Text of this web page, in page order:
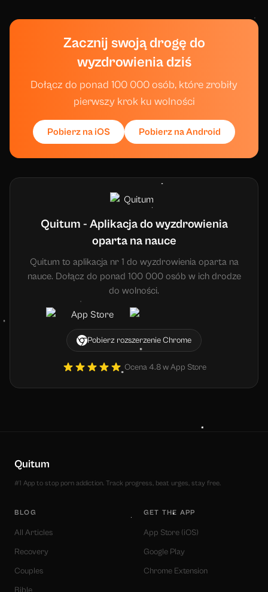
Zacznij swoją drogę do
wyzdrowienia dziś
Dołącz do ponad 100 000 osób, które zrobiły
pierwszy krok ku wolności
Pobierz na iOS Pobierz na Android
Quitum - Aplikacja do wyzdrowienia
oparta na nauce
Quitum to aplikacja nr 1 do wyzdrowienia oparta na
nauce. Dołącz do ponad 100 000 osób w ich drodze
do wolności.
Pobierz rozszerzenie Chrome
Ocena 4.8 w App Store
Quitum
#1 App to stop porn addiction. Track progress, beat urges, stay free.
BLOG
All Articles
Recovery
Couples
GET THE APP
App Store (iOS)
Google Play
Chrome Extension